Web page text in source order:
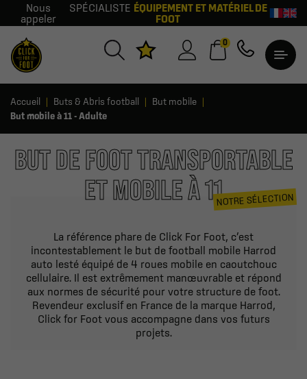
Nous
appeler
SPÉCIALISTE ÉQUIPEMENT ET MATÉRIEL DE
FOOT
0
Accueil Buts & Abris football
But mobile
But mobile à 11 - Adulte
BUT DE FOOT TRANSPORTABLE
ET MOBILE À 11NOTRE SÉLECTION
La référence phare de Click For Foot, c’est
incontestablement le but de football mobile Harrod
auto lesté équipé de 4 roues mobile en caoutchouc
cellulaire. Il est extrêmement manœuvrable et répond
aux normes de sécurité pour votre structure de foot.
Revendeur exclusif en France de la marque Harrod,
Click for Foot vous accompagne dans vos futurs
projets.